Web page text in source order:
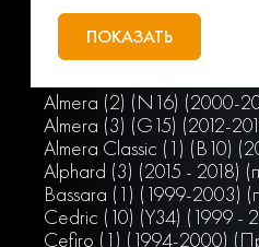
Almera (2) (N16) (2000-
Almera (3) (G15) (2012-
Almera Classic (1) (В10)
Alphard (3) (2015 - 2018)
Bassara (1) (1999-2003)
Cedric (10) (Y34) (1999 -
Cefiro (1) (1994-2000)